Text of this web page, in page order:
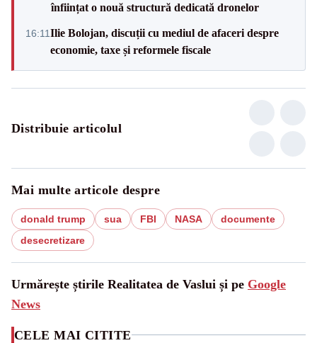
înființat o nouă structură dedicată dronelor
16:11Ilie Bolojan, discuții cu mediul de afaceri despre
economie, taxe și reformele fiscale
Distribuie articolul
Mai multe articole despre
donald trump sua FBI NASA
documente
desecretizare
Urmărește știrile Realitatea de Vaslui și pe Google
News
CELE MAI CITITE